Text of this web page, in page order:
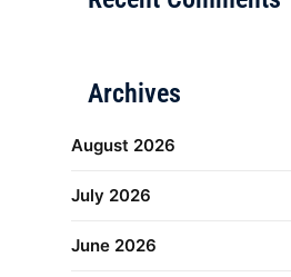
Archives
August 2026
July 2026
June 2026